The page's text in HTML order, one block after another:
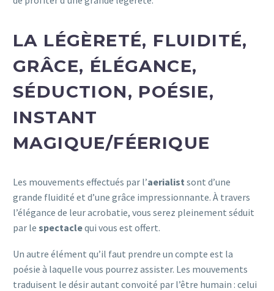
LA LÉGÈRETÉ, FLUIDITÉ,
GRÂCE, ÉLÉGANCE,
SÉDUCTION, POÉSIE,
INSTANT
MAGIQUE/FÉERIQUE
Les mouvements effectués par l’aerialist sont d’une
grande fluidité et d’une grâce impressionnante. À travers
l’élégance de leur acrobatie, vous serez pleinement séduit
par le spectaclequi vous est offert.
Un autre élément qu’il faut prendre un compte est la
poésie à laquelle vous pourrez assister. Les mouvements
traduisent le désir autant convoité par l’être humain : celui